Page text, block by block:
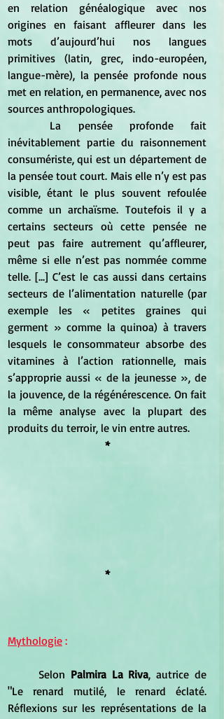
en relation généalogique avec nos
origines en faisant affleurer dans les
mots d’aujourd’hui nos langues
primitives (latin, grec, indo-européen,
langue-mère), la pensée profonde nous
met en relation, en permanence, avec nos
sources anthropologiques.
inévitablement partie du raisonnement
consumériste, qui est un département de
la pensée tout court. Mais elle n’y est pas
visible, étant le plus souvent refoulée
comme un archaïsme. Toutefois il y a
certains secteurs où cette pensée ne
peut pas faire autrement qu’affleurer,
même si elle n’est pas nommée comme
telle. [...] C’est le cas aussi dans certains
secteurs de l’alimentation naturelle (par
exemple les « petites graines qui
germent » comme la quinoa) à travers
lesquels le consommateur absorbe des
vitamines à l’action rationnelle, mais
s’approprie aussi « de la jeunesse », de
la jouvence, de la régénérescence. On fait
la même analyse avec la plupart des
produits du terroir, le vin entre autres.
*
*
Mythologie :
	Selon
Palmira La Riva, autrice de
"Le renard mutilé, le renard éclaté.
Réflexions sur les représentations de la